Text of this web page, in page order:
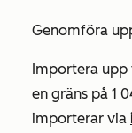
Genomföra
Importera upp
en gräns på 1
importerar via